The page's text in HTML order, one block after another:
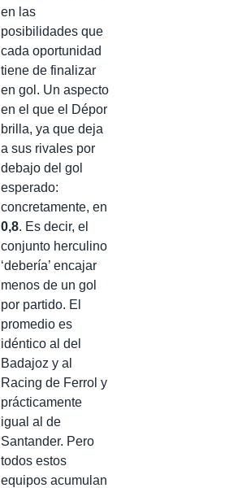
en las
posibilidades que
cada oportunidad
tiene de finalizar
en gol. Un aspecto
en el que el Dépor
brilla, ya que deja
a sus rivales por
debajo del gol
esperado:
concretamente, en
0,8. Es decir, el
conjunto herculino
‘debería’ encajar
menos de un gol
por partido. El
promedio es
idéntico al del
Badajoz y al
Racing de Ferrol y
prácticamente
igual al de
Santander. Pero
todos estos
equipos acumulan